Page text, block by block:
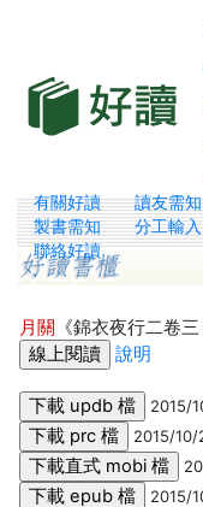
有關好讀 讀友需知
製書需知
分工輸入
聯絡好讀
月關 《錦衣夜行二卷
說明
2015/
2015/
2015/